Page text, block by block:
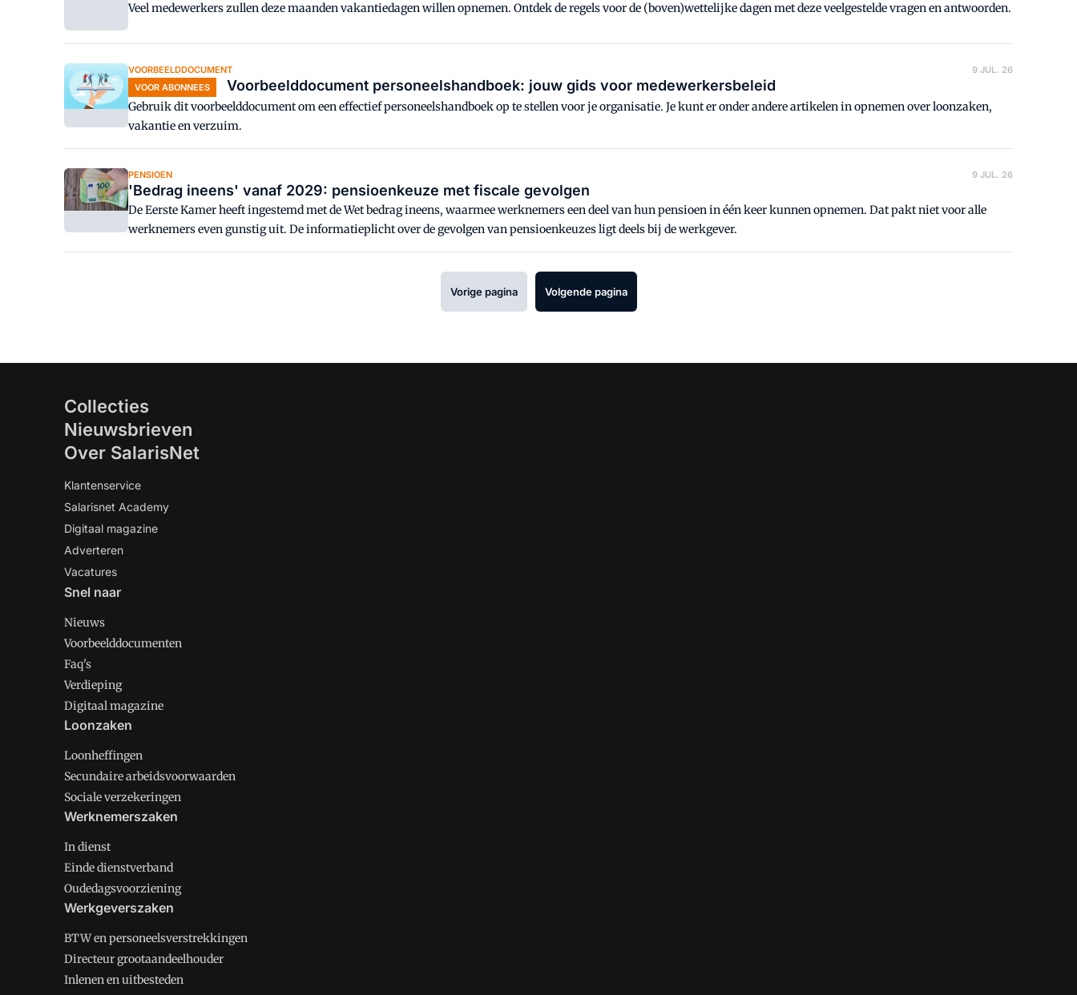
Veel medewerkers zullen deze maanden vakantiedagen willen opnemen. Ontdek de regels voor de (boven)wettelijke dagen met deze veelgestelde vragen en antwoorden.
VOORBEELDDOCUMENT
9 JUL. 26
VOOR ABONNEES
Voorbeelddocument personeelshandboek: jouw gids voor medewerkersbeleid
Gebruik dit voorbeelddocument om een effectief personeelshandboek op te stellen voor je organisatie. Je kunt er onder andere artikelen in opnemen over loonzaken,
vakantie en verzuim.
PENSIOEN 9 JUL. 26
'Bedrag ineens' vanaf 2029: pensioenkeuze met fiscale gevolgen
De Eerste Kamer heeft ingestemd met de Wet bedrag ineens, waarmee werknemers een deel van hun pensioen in één keer kunnen opnemen. Dat pakt niet voor alle
werknemers even gunstig uit. De informatieplicht over de gevolgen van pensioenkeuzes ligt deels bij de werkgever.
Vorige pagina Volgende pagina
Collecties
Nieuwsbrieven
Over SalarisNet
Klantenservice
Salarisnet Academy
Digitaal magazine
Adverteren
Vacatures
Snel naar
Nieuws
Voorbeelddocumenten
Faq's
Verdieping
Digitaal magazine
Loonzaken
Loonheffingen
Secundaire arbeidsvoorwaarden
Sociale verzekeringen
Werknemerszaken
In dienst
Einde dienstverband
Oudedagsvoorziening
Werkgeverszaken
BTW en personeelsverstrekkingen
Directeur grootaandeelhouder
Inlenen en uitbesteden